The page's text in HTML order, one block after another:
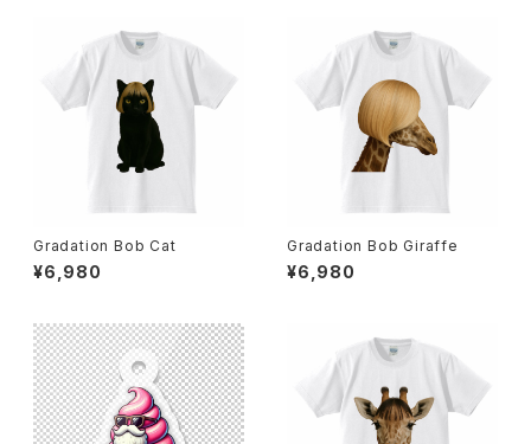
Gradation Bob Cat
¥6,980
Gradation Bob Giraffe
¥6,980